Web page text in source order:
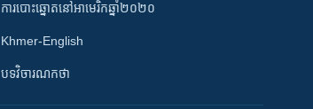
ការបោះឆ្នោតនៅអាមេរិកឆ្នាំ២០២០
Khmer-English
បទវិចារណកថា